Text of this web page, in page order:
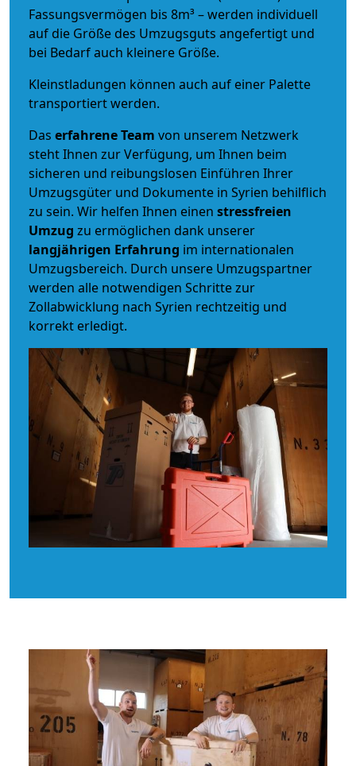
Fassungsvermögen bis 8m³ – werden individuell
auf die Größe des Umzugsguts angefertigt und
bei Bedarf auch kleinere Größe.
Kleinstladungen können auch auf einer Palette
transportiert werden.
Das erfahrene Team von unserem Netzwerk
steht Ihnen zur Verfügung, um Ihnen beim
sicheren und reibungslosen Einführen Ihrer
Umzugsgüter und Dokumente in Syrien behilflich
zu sein. Wir helfen Ihnen einen stressfreien
Umzug zu ermöglichen dank unserer
langjährigen Erfahrung im internationalen
Umzugsbereich. Durch unsere Umzugspartner
werden alle notwendigen Schritte zur
Zollabwicklung nach Syrien rechtzeitig und
korrekt erledigt.